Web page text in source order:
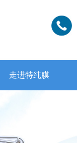
走进特纯膜